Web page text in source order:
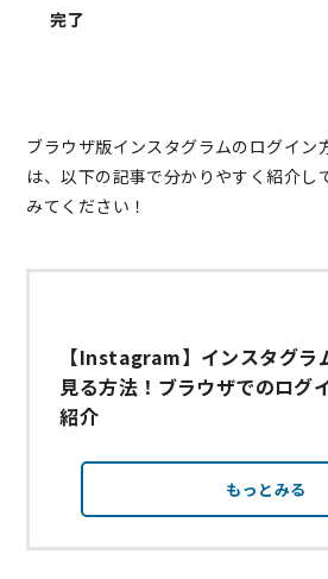
完了
ブラウザ版インスタグラムのログイン
は、以下の記事で分かりやすく紹介し
みてください！
【Instagram】インスタグラ
見る方法！ブラウザでのログ
紹介
もっとみる